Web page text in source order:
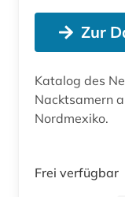
Zur
Katalog des
Nacktsamern
Nordmexiko.
Frei verfügbar